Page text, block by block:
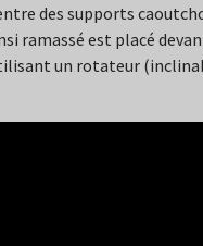
des supports
ramassé est placé
un rotateur